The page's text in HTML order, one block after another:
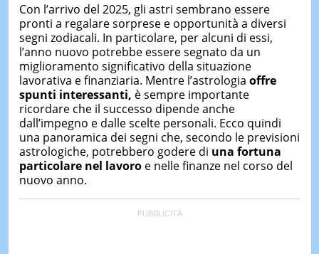
occupa della creazione di contenuti in ottica SEO e
dello sviluppo di strategie marketing attraverso
canali digitali.
Con l’arrivo del 2025, gli astri sembrano essere
pronti a regalare sorprese e opportunità a diversi
segni zodiacali. In particolare, per alcuni di essi,
l’anno nuovo potrebbe essere segnato da un
miglioramento significativo della situazione
lavorativa e finanziaria. Mentre l’astrologia offre
spunti interessanti, è sempre importante
ricordare che il successo dipende anche
dall’impegno e dalle scelte personali. Ecco quindi
una panoramica dei segni che, secondo le previsioni
astrologiche, potrebbero godere di una fortuna
particolare nel lavoroe nelle finanze nel corso del
nuovo anno.